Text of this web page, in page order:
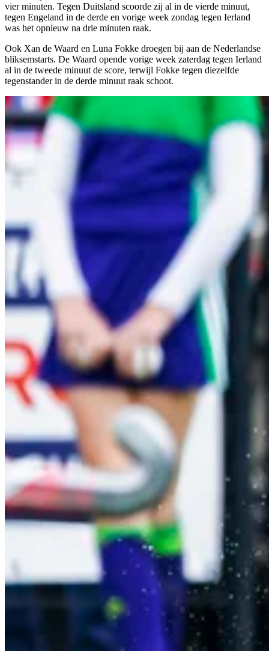
vier minuten. Tegen Duitsland scoorde zij al in de vierde minuut,
tegen Engeland in de derde en vorige week zondag tegen Ierland
was het opnieuw na drie minuten raak.
Ook Xan de Waard en Luna Fokke droegen bij aan de Nederlandse
bliksemstarts. De Waard opende vorige week zaterdag tegen Ierland
al in de tweede minuut de score, terwijl Fokke tegen diezelfde
tegenstander in de derde minuut raak schoot.